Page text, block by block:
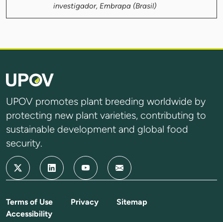
investigador, Embrapa (Brasil)
UPOV promotes plant breeding worldwide by
protecting new plant varieties, contributing to
sustainable development and global food
security.
Terms of Use Privacy
Sitemap
Accessibility